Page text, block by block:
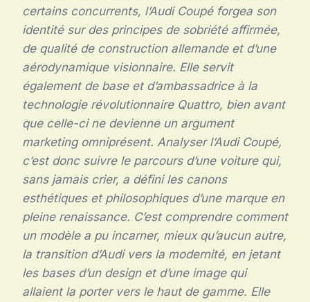
certains concurrents, l’Audi Coupé forgea son
identité sur des principes de sobriété affirmée,
de qualité de construction allemande et d’une
aérodynamique visionnaire. Elle servit
également de base et d’ambassadrice à la
technologie révolutionnaire Quattro, bien avant
que celle-ci ne devienne un argument
marketing omniprésent. Analyser l’Audi Coupé,
c’est donc suivre le parcours d’une voiture qui,
sans jamais crier, a défini les canons
esthétiques et philosophiques d’une marque en
pleine renaissance. C’est comprendre comment
un modèle a pu incarner, mieux qu’aucun autre,
la transition d’Audi vers la modernité, en jetant
les bases d’un design et d’une image qui
allaient la porter vers le haut de gamme. Elle